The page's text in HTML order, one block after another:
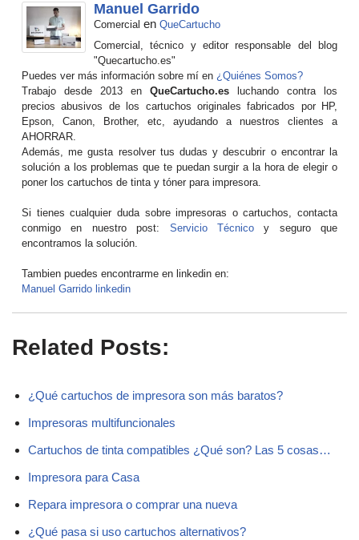
Manuel Garrido
Comercial en QueCartucho
Comercial, técnico y editor responsable del blog
"Quecartucho.es"
Puedes ver más información sobre mí en ¿Quiénes Somos?
Trabajo desde 2013 en QueCartucho.es
luchando contra los
precios abusivos de los cartuchos originales fabricados por HP,
Epson, Canon, Brother, etc, ayudando a nuestros clientes a
AHORRAR.
Además, me gusta resolver tus dudas y descubrir o encontrar la
solución a los problemas que te puedan surgir a la hora de elegir o
poner los cartuchos de tinta y tóner para impresora.
Si tienes cualquier duda sobre impresoras o cartuchos, contacta
conmigo en nuestro post: Servicio Técnicoy seguro que
encontramos la solución.
Tambien puedes encontrarme en linkedin en:
Manuel Garrido linkedin
Related Posts:
¿Qué cartuchos de impresora son más baratos?
Impresoras multifuncionales
Cartuchos de tinta compatibles ¿Qué son? Las 5 cosas…
Impresora para Casa
Repara impresora o comprar una nueva
¿Qué pasa si uso cartuchos alternativos?